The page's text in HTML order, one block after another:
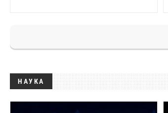
НАУКА